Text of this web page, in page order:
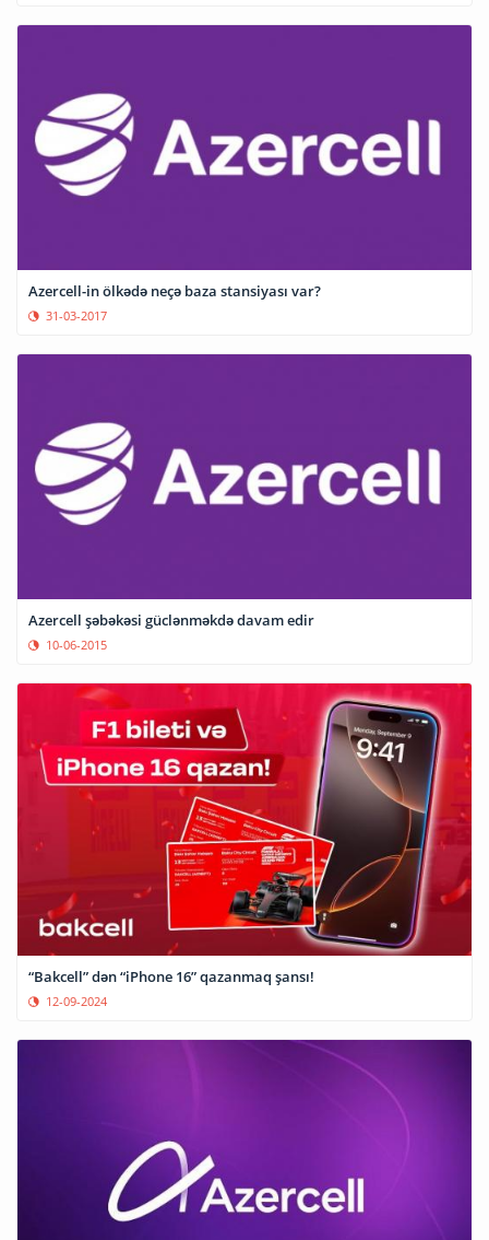
Azercell-in ölkədə neçə baza stansiyası var?
31-03-2017
Azercell şəbəkəsi güclənməkdə davam edir
10-06-2015
“Bakcell” dən “iPhone 16” qazanmaq şansı!
12-09-2024